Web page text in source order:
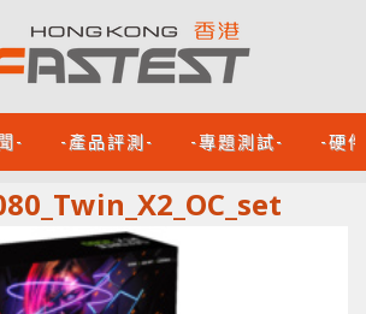
- -產品評測- -專題測試- -硬